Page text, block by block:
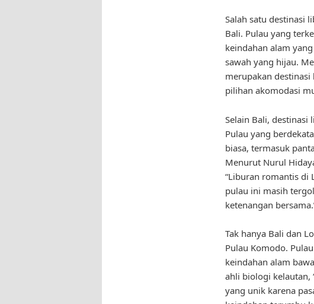
Salah satu destinasi
Bali. Pulau yang
keindahan alam
sawah yang hijau.
merupakan
pilihan akomodasi
Selain Bali,
Pulau yang
biasa, termasuk
Menurut Nurul
“Liburan romantis di
pulau ini masih
ketenangan
Tak hanya Bali dan
Pulau Komodo.
keindahan alam
ahli biologi kelautan,
yang unik karena